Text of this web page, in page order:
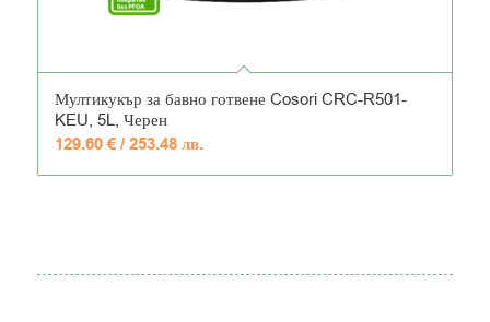
Мултикукър за бавно готвене Cosori CRC-R501-
KEU, 5L, Черен
129.60€/ 253.48 лв.